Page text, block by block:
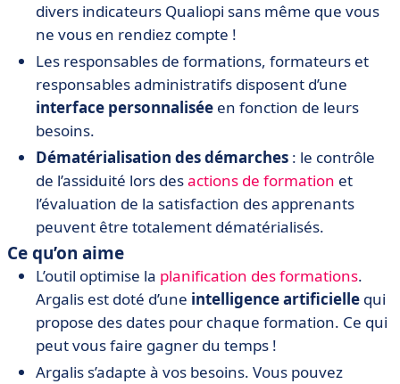
divers indicateurs Qualiopi sans même que vous
ne vous en rendiez compte !
Les responsables de formations, formateurs et
responsables administratifs disposent d’une
interface personnalisée en fonction de leurs
besoins.
Dématérialisation des démarches : le contrôle
de l’assiduité lors desactions de formation et
l’évaluation de la satisfaction des apprenants
peuvent être totalement dématérialisés.
Ce qu’on aime
L’outil optimise la planification des formations.
Argalis est doté d’une intelligence artificielle qui
propose des dates pour chaque formation. Ce qui
peut vous faire gagner du temps !
Argalis s’adapte à vos besoins. Vous pouvez